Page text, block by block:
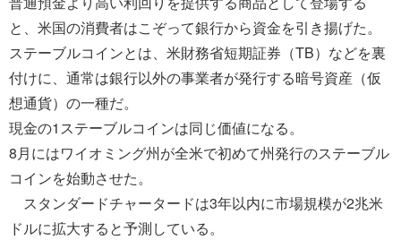
と、米国の消費者はこぞって銀行から資金を引き揚げた。
ステーブルコインとは、米財務省短期証券（TB）などを裏
付けに、通常は銀行以外の事業者が発行する暗号資産（仮
想通貨）の一種だ。
現金の1ステーブルコインは同じ価値になる。
8月にはワイオミング州が全米で初めて州発行のステーブル
コインを始動させた。
スタンダードチャータードは3年以内に市場規模が2兆米
ドルに拡大すると予測している。